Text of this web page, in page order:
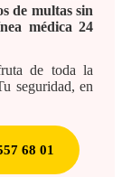
de multas sin
médica 24
de toda la
seguridad, en
68 01